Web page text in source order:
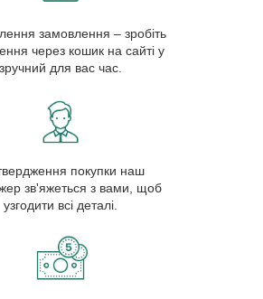
замовлення – зробіть
через кошик на сайті у
зручний для вас час.
покупки наш
зв'яжеться з вами, щоб
узгодити всі деталі.